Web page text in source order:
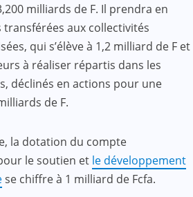
milliards de F. Il prendra en
aux collectivités
qui s’élève à 1,2 milliard de F et
à réaliser répartis dans les
déclinés en actions pour une
de F.
la dotation du compte
le soutien et le développement
se chiffre à 1 milliard de Fcfa.